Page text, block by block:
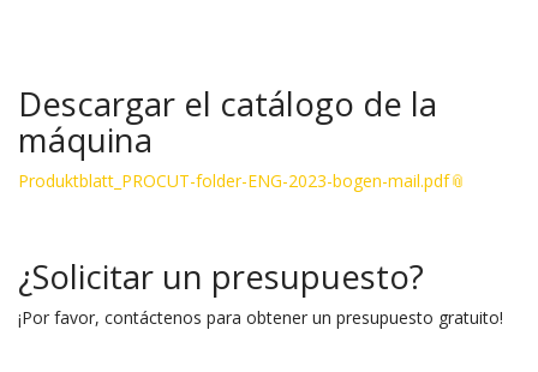
Descargar el catálogo de la
máquina
Produktblatt_PROCUT-folder-ENG-2023-bogen-mail.pdf
¿Solicitar un presupuesto?
¡Por favor, contáctenos para obtener un presupuesto gratuito!